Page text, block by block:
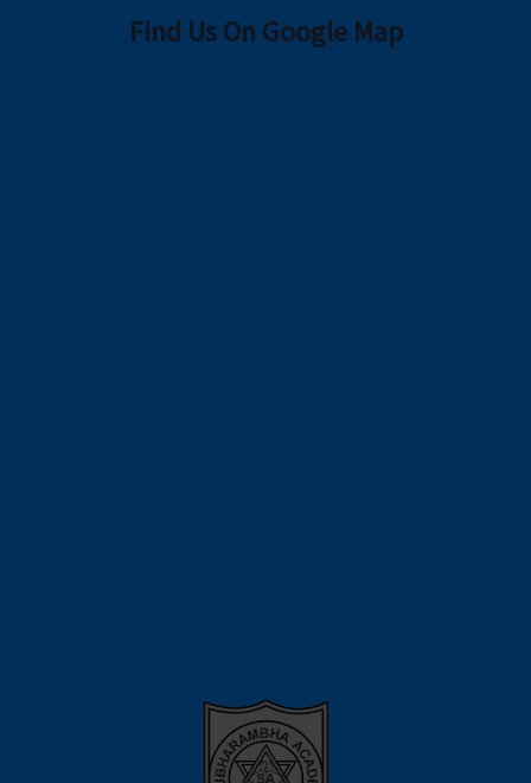
Find Us On Google Map